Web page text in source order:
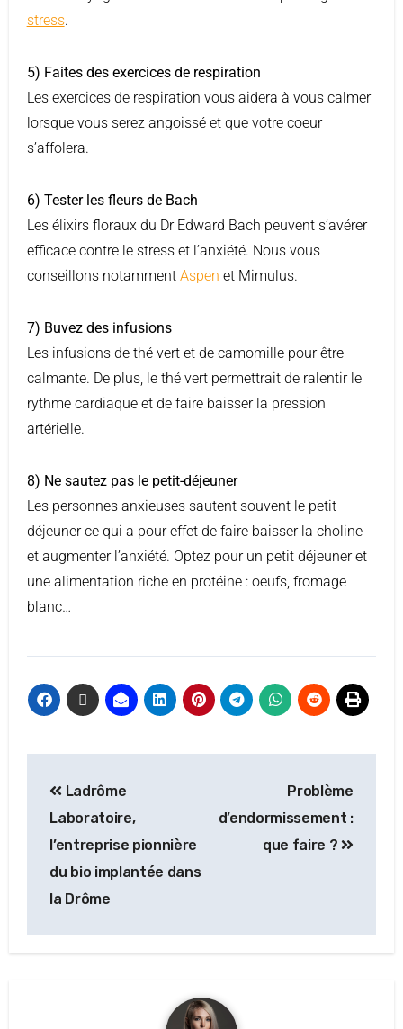
stress.
5) Faites des exercices de respiration
Les exercices de respiration vous aidera à vous calmer
lorsque vous serez angoissé et que votre coeur
s’affolera.
6) Tester les fleurs de Bach
Les élixirs floraux du Dr Edward Bach peuvent s’avérer
efficace contre le stress et l’anxiété. Nous vous
conseillons notamment Aspen et Mimulus.
7) Buvez des infusions
Les infusions de thé vert et de camomille pour être
calmante. De plus, le thé vert permettrait de ralentir le
rythme cardiaque et de faire baisser la pression
artérielle.
8) Ne sautez pas le petit-déjeuner
Les personnes anxieuses sautent souvent le petit-
déjeuner ce qui a pour effet de faire baisser la choline
et augmenter l’anxiété. Optez pour un petit déjeuner et
une alimentation riche en protéine : oeufs, fromage
blanc…
Ladrôme
Laboratoire,
l’entreprise pionnière
du bio implantée dans
la Drôme
Problème
d’endormissement :
que faire ?